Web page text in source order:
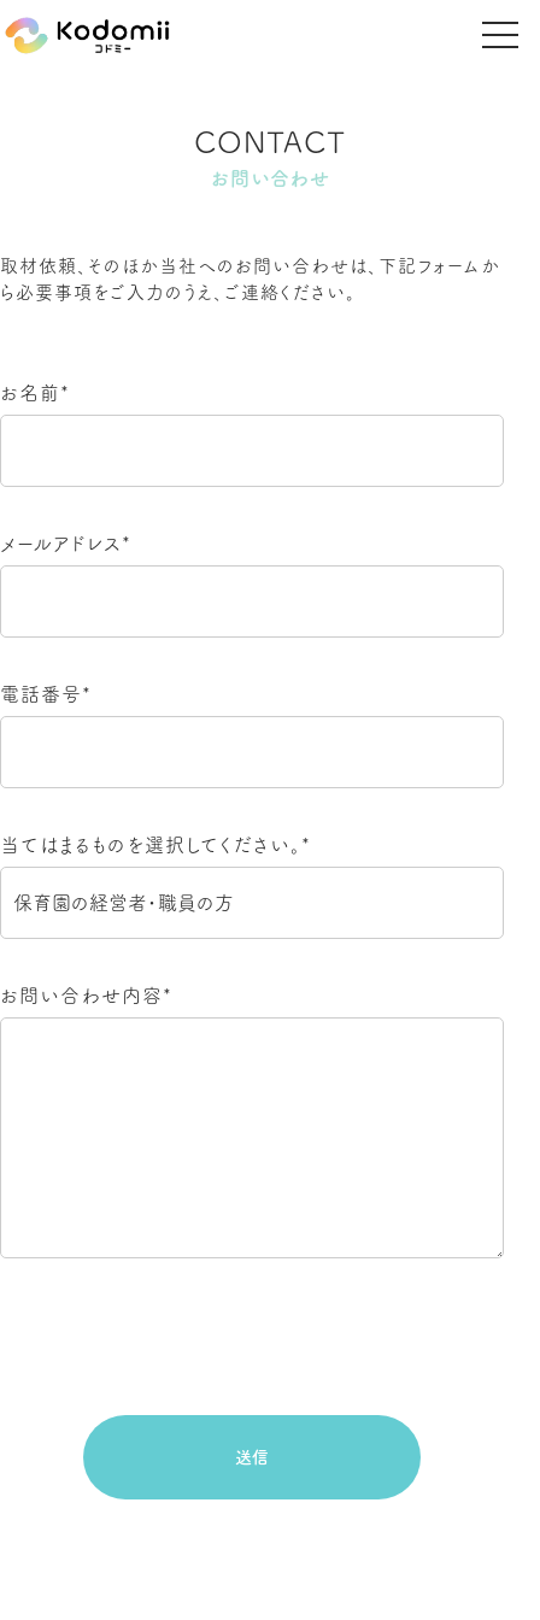
CONTACT
お問い合わせ
取材依頼、そのほか当社へのお問い合わせは、下記フォームか
ら必要事項をご入力のうえ、ご連絡ください。
お名前*
メールアドレス*
電話番号*
当てはまるものを選択してください。*
お問い合わせ内容*